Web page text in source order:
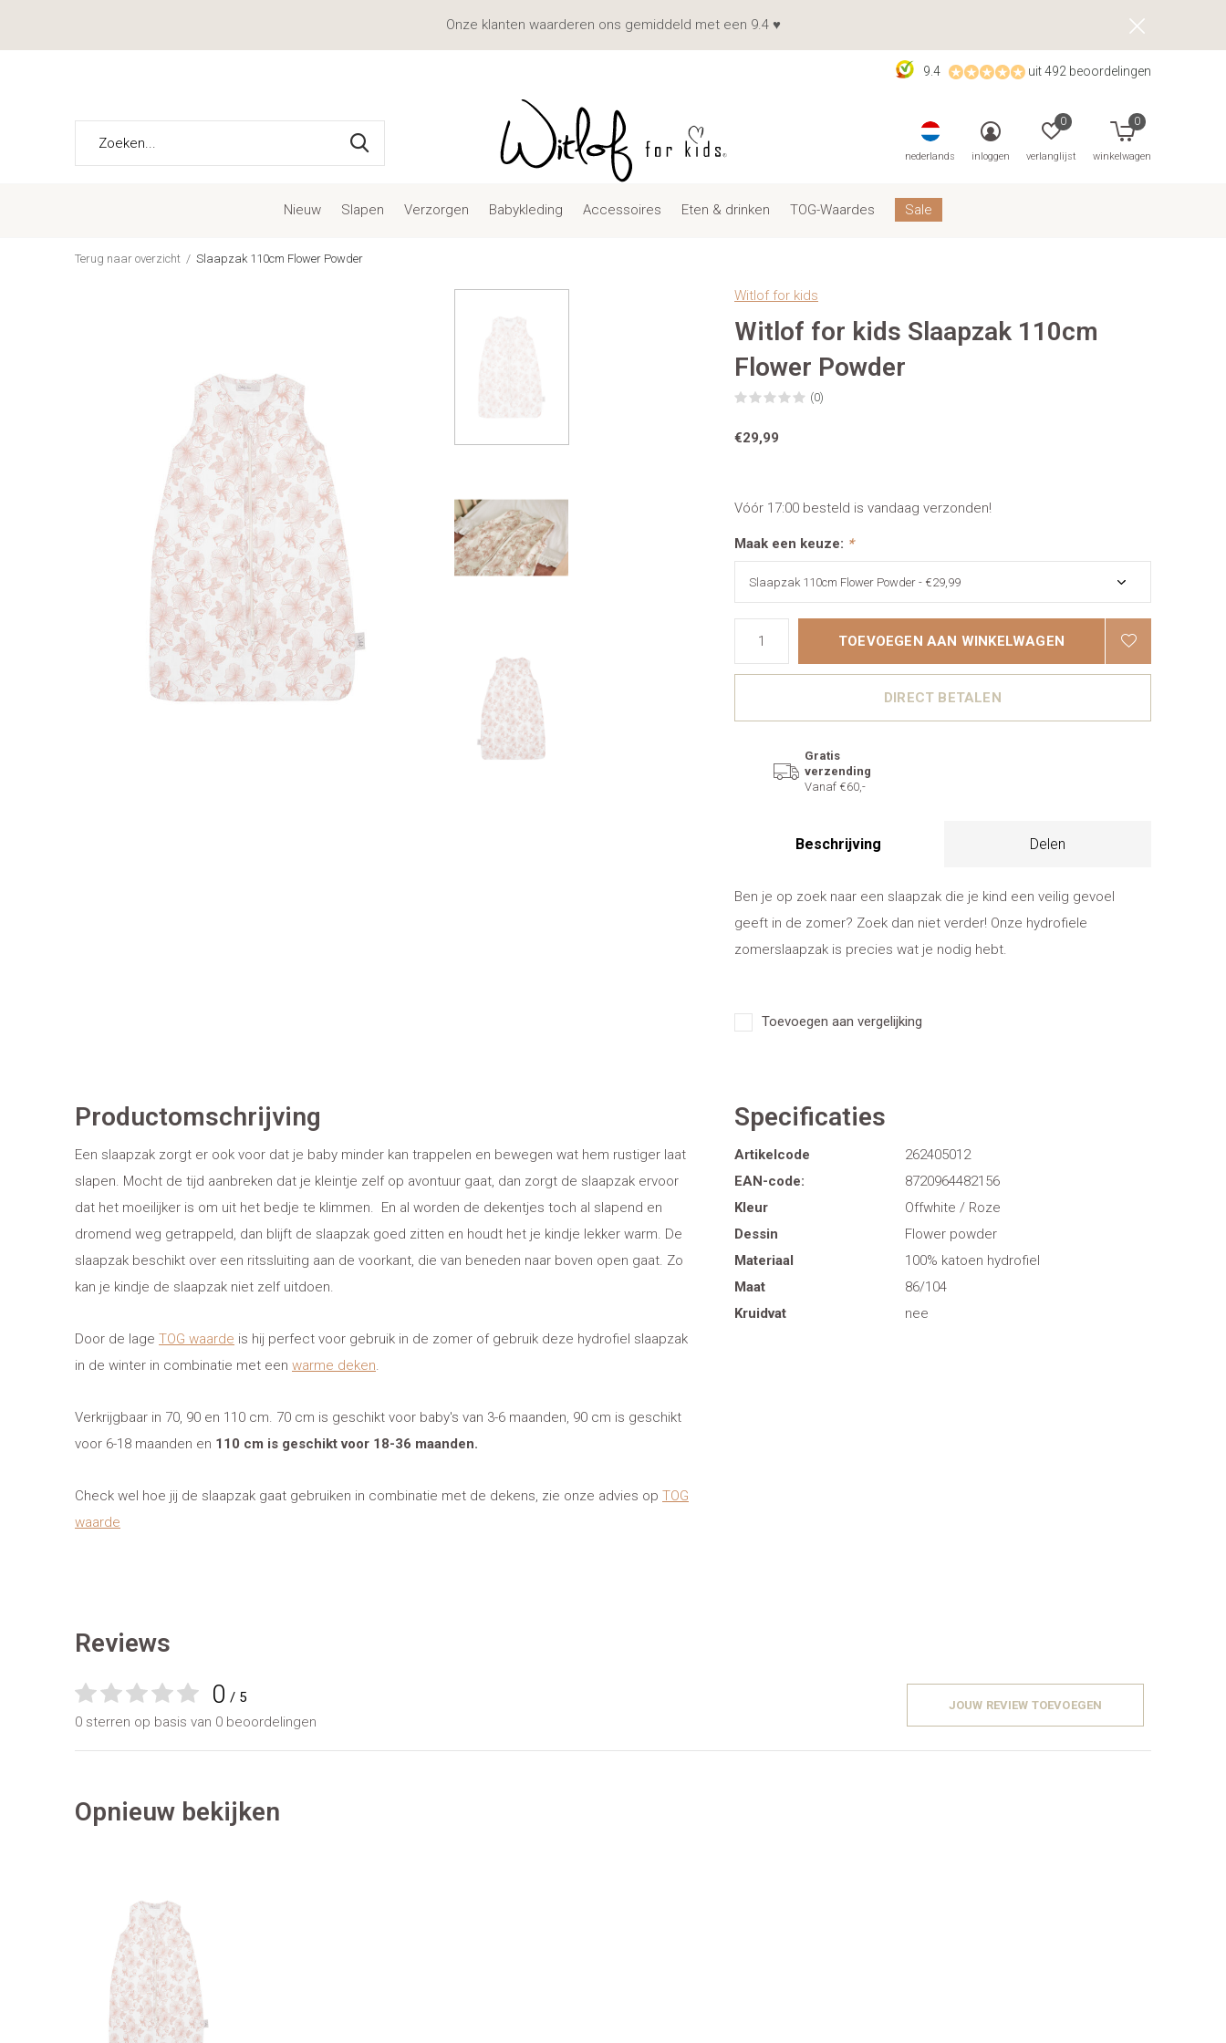
Nieuw Slapen Verzorgen Babykleding Accessoires Eten & drinken TOG-Waardes Sale
nederlands inloggen verlanglijst
0
winkelwagen
0
9.4 uit 492 beoordelingen
Onze klanten waarderen ons gemiddeld met een 9.4 ♥
Terug naar overzicht Slaapzak 110cm Flower Powder
Witlof for kids
Witlof for kids Slaapzak 110cm
Flower Powder
(0)
€29,99
Vóór 17:00 besteld is vandaag verzonden!
Maak een keuze: *
TOEVOEGEN AAN WINKELWAGEN
DIRECT BETALEN
Gratis
verzending
Vanaf €60,-
Beschrijving Delen
Ben je op zoek naar een slaapzak die je kind een veilig gevoel
geeft in de zomer? Zoek dan niet verder! Onze hydrofiele
zomerslaapzak is precies wat je nodig hebt.
Toevoegen aan vergelijking
Productomschrijving
Een slaapzak zorgt er ook voor dat je baby minder kan trappelen en bewegen wat hem rustiger laat
slapen. Mocht de tijd aanbreken dat je kleintje zelf op avontuur gaat, dan zorgt de slaapzak ervoor
dat het moeilijker is om uit het bedje te klimmen. En al worden de dekentjes toch al slapend en
dromend weg getrappeld, dan blijft de slaapzak goed zitten en houdt het je kindje lekker warm. De
slaapzak beschikt over een ritssluiting aan de voorkant, die van beneden naar boven open gaat. Zo
kan je kindje de slaapzak niet zelf uitdoen.
Door de lage TOG waarde is hij perfect voor gebruik in de zomer of gebruik deze hydrofiel slaapzak
in de winter in combinatie met een warme deken.
Verkrijgbaar in 70, 90 en 110 cm. 70 cm is geschikt voor baby's van 3-6 maanden, 90 cm is geschikt
voor 6-18 maanden en 110 cm is geschikt voor 18-36 maanden.
Check wel hoe jij de slaapzak gaat gebruiken in combinatie met de dekens, zie onze advies op TOG
waarde
Specificaties
Artikelcode
262405012
EAN-code:
8720964482156
Kleur
Offwhite / Roze
Dessin
Flower powder
Materiaal
100% katoen hydrofiel
Maat
86/104
Kruidvat
nee
Reviews
0 / 5
0 sterren op basis van 0 beoordelingen
JOUW REVIEW TOEVOEGEN
Opnieuw bekijken